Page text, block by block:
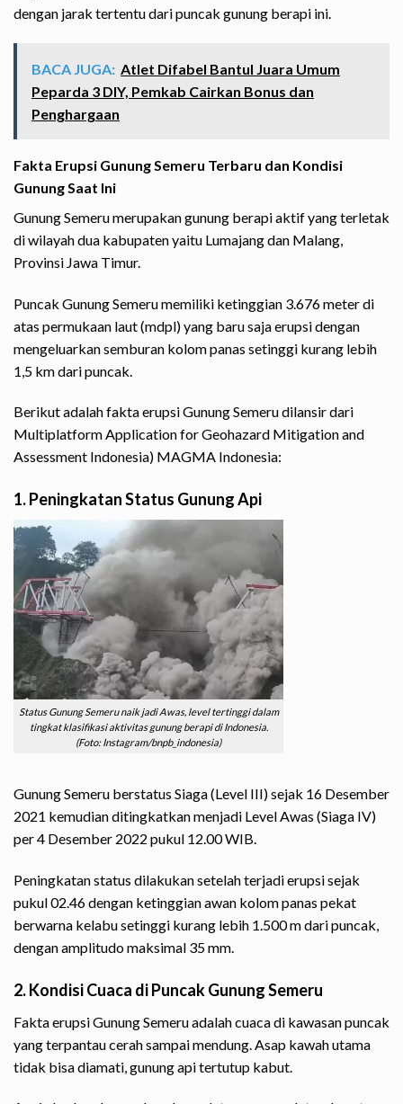
dengan jarak tertentu dari puncak gunung berapi ini.
BACA JUGA: Atlet Difabel Bantul Juara Umum
Peparda 3 DIY, Pemkab Cairkan Bonus dan
Penghargaan
Fakta Erupsi Gunung Semeru Terbaru dan Kondisi
Gunung Saat Ini
Gunung Semeru merupakan gunung berapi aktif yang terletak
di wilayah dua kabupaten yaitu Lumajang dan Malang,
Provinsi Jawa Timur.
Puncak Gunung Semeru memiliki ketinggian 3.676 meter di
atas permukaan laut (mdpl) yang baru saja erupsi dengan
mengeluarkan semburan kolom panas setinggi kurang lebih
1,5 km dari puncak.
Berikut adalah fakta erupsi Gunung Semeru dilansir dari
Multiplatform Application for Geohazard Mitigation and
Assessment Indonesia) MAGMA Indonesia:
1. Peningkatan Status Gunung Api
Status Gunung Semeru naik jadi Awas, level tertinggi dalam
tingkat klasifikasi aktivitas gunung berapi di Indonesia.
(Foto: Instagram/bnpb_indonesia)
Gunung Semeru berstatus Siaga (Level III) sejak 16 Desember
2021 kemudian ditingkatkan menjadi Level Awas (Siaga IV)
per 4 Desember 2022 pukul 12.00 WIB.
Peningkatan status dilakukan setelah terjadi erupsi sejak
pukul 02.46 dengan ketinggian awan kolom panas pekat
berwarna kelabu setinggi kurang lebih 1.500 m dari puncak,
dengan amplitudo maksimal 35 mm.
2. Kondisi Cuaca di Puncak Gunung Semeru
Fakta erupsi Gunung Semeru adalah cuaca di kawasan puncak
yang terpantau cerah sampai mendung. Asap kawah utama
tidak bisa diamati, gunung api tertutup kabut.